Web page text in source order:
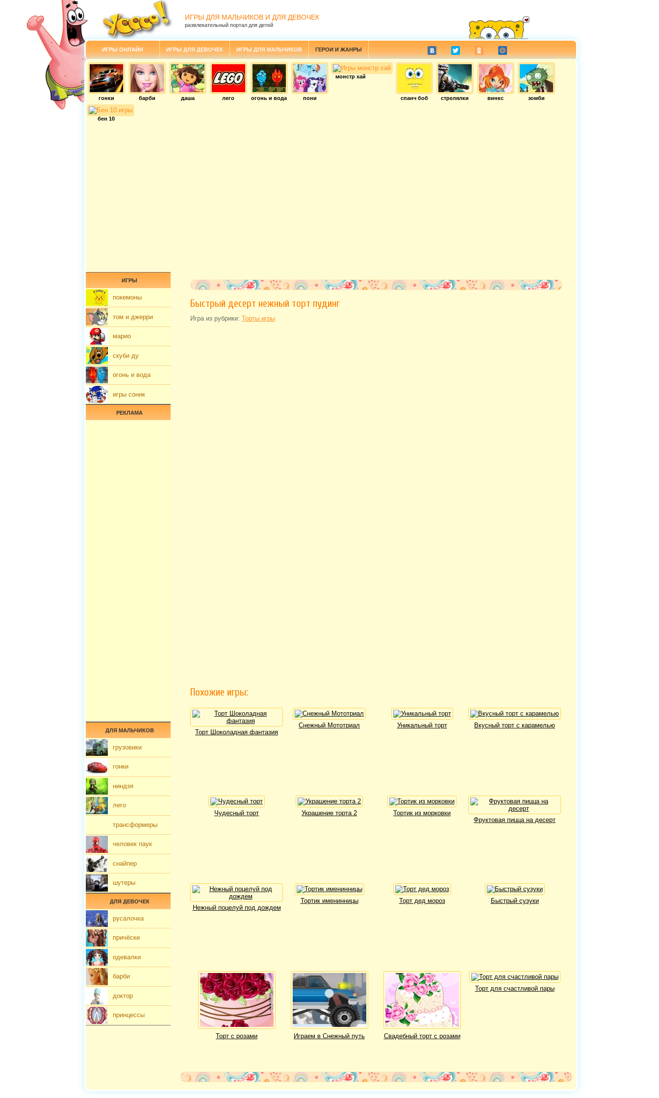
ИГРЫ ДЛЯ МАЛЬЧИКОВ И ДЛЯ ДЕВОЧЕК
развлекательный портал для детей
ИГРЫ ОНЛАЙН ИГРЫ ДЛЯ ДЕВОЧЕК ИГРЫ ДЛЯ МАЛЬЧИКОВ ГЕРОИ И ЖАНРЫ
гонки барби даша лего огонь и вода пони
монстр хай
спанч боб стрелялки винкс зомби
бен 10
Быстрый десерт нежный торт пудинг
Игра из рубрики: Торты игры
Похожие игры:
Торт Шоколадная фантазия
Снежный Мототриал Уникальный торт Вкусный торт с карамелью
Чудесный торт Украшение торта 2
Тортик из морковки
Фруктовая пицца на десерт
Нежный поцелуй под дождем
Тортик именинницы Торт дед мороз Быстрый сузуки
Торт с розами Играем в Снежный путь Свадебный торт с розами
Торт для счастливой пары
ИГРЫ
покемоны
том и джерри
марио
скуби ду
огонь и вода
игры соник
РЕКЛАМА
ДЛЯ МАЛЬЧИКОВ
грузовики
гонки
ниндзя
лего
трансформеры
человек паук
снайпер
шутеры
ДЛЯ ДЕВОЧЕК
русалочка
причёски
одевалки
барби
доктор
принцессы